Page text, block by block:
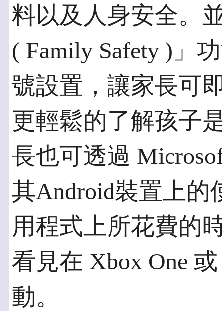
料以及人身安全。
( Family Safety )」
號設置，讓家長可
更輕鬆的了解孩子
長也可透過
其Android裝置上的
用程式上所花費的
看見在 Xbox One
動。